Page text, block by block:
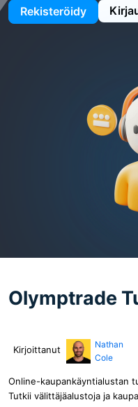
Rekisteröidy
Olymptrade
Kirjoittanut
Nathan
Cole
Online-kaupankäyntialustan
Tutkii välittäjäalustoja ja